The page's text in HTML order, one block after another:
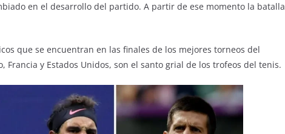
en el desarrollo del partido. A partir de ese momento la batalla
que se encuentran en las finales de los mejores torneos del
Francia y Estados Unidos, son el santo grial de los trofeos del tenis.